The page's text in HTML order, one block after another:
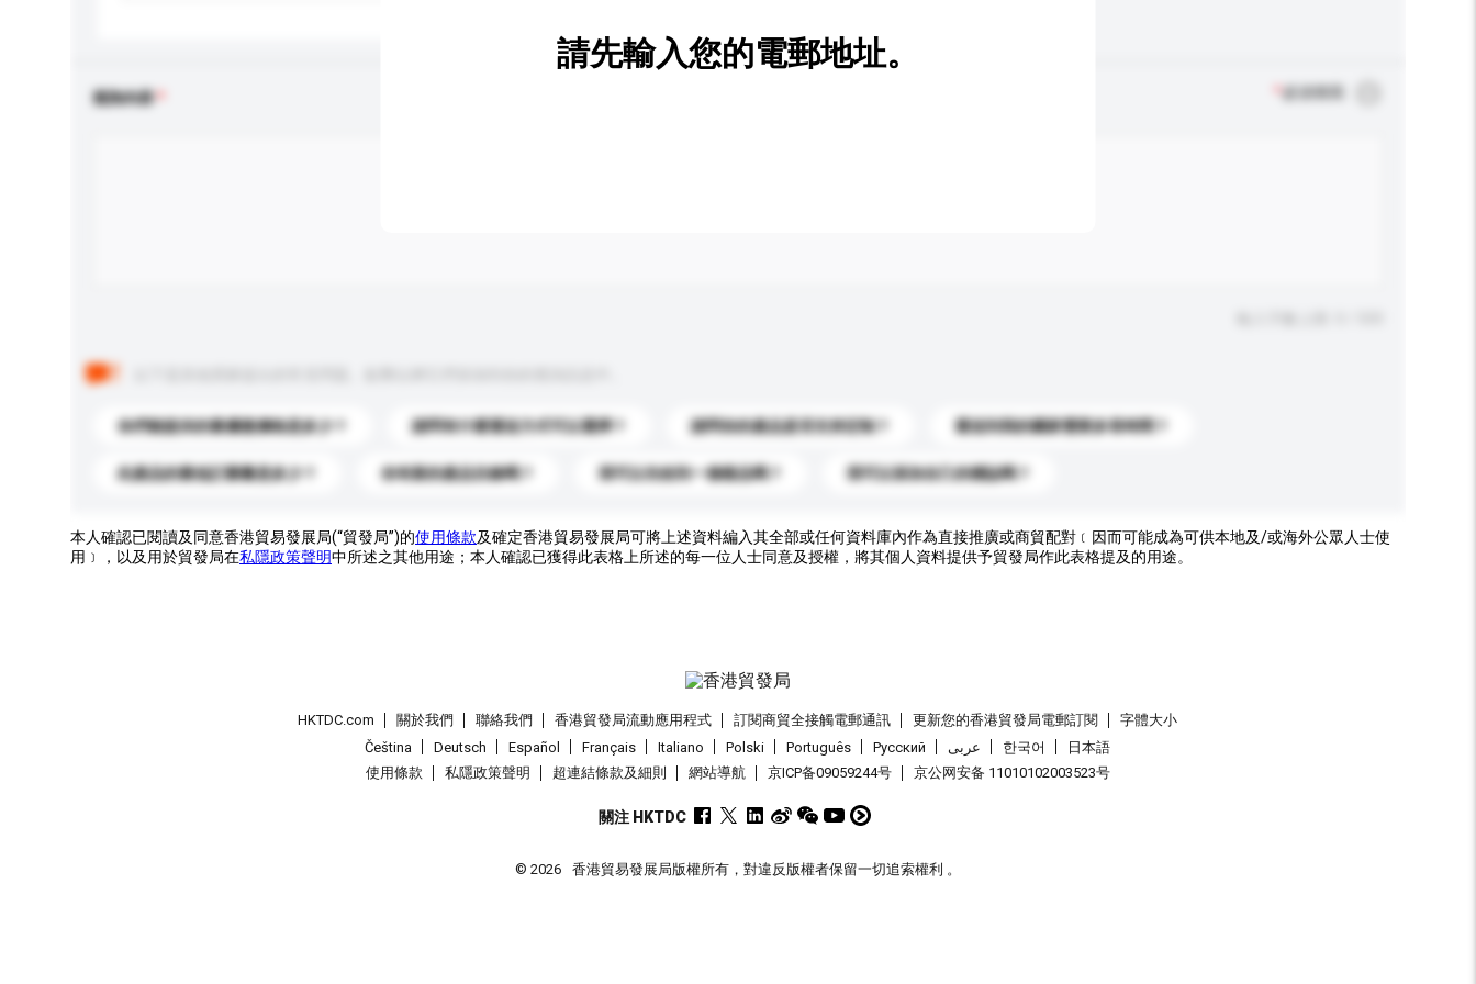
查詢內容
你們能提供的最優惠價格是多少？ 請問有什麼運送方式可以選擇？ 請問你的產品是否支持定制？ 運送到我的國家需要多長時間？
此產品的最低訂購量是多少？ 你有新的產品目錄嗎？ 我可以先收到一個樣品嗎？ 我可以添加自己的標誌嗎？
請先輸入您的電郵地址。
本人確認已閱讀及同意香港貿易發展局(“貿發局”)的使用條款及確定香港貿易發展局可將上述資料編入其全部或任何資料庫內作為直接推廣或商貿配對﹝因而可能成為可供本地及/或海外公眾人士使
用﹞，以及用於貿發局在私隱政策聲明中所述之其他用途；本人確認已獲得此表格上所述的每一位人士同意及授權，將其個人資料提供予貿發局作此表格提及的用途。
HKTDC.com 關於我們 聯絡我們 香港貿發局流動應用程式 訂閱商貿全接觸電郵通訊 更新您的香港貿發局電郵訂閱
字體大小
Čeština
Deutsch Español Français Italiano Polski Português Pусский عربى 한국어
日本語
使用條款
私隱政策聲明 超連結條款及細則 網站導航 京ICP备09059244号 京公网安备 11010102003523号
關注 HKTDC
© 2026 香港貿易發展局版權所有，對違反版權者保留一切追索權利 。